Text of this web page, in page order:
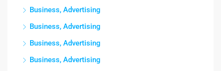
Business, Advertising
Business, Advertising
Business, Advertising
Business, Advertising